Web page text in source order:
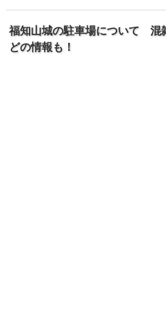
福知山城の駐車場について 混
どの情報も！